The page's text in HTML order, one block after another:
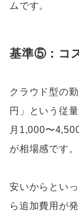
ムです。
基準⑤：コ
クラウド型の
円」という従
月1,000〜
が相場感です。
安いからとい
ら追加費用が